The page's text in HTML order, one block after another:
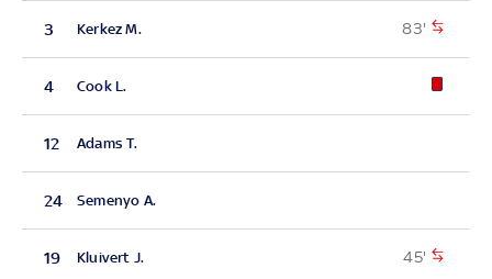
3 Kerkez M. 83'
4 Cook L.
12 Adams T.
24 Semenyo A.
19 Kluivert J. 45'